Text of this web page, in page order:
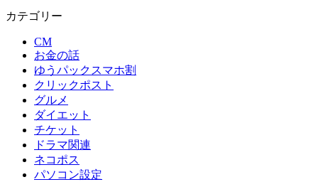
カテゴリー
CM
お金の話
ゆうパックスマホ割
クリックポスト
グルメ
ダイエット
チケット
ドラマ関連
ネコポス
パソコン設定